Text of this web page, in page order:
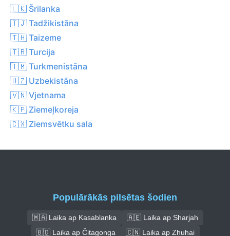
🇱🇰 Šrilanka
🇹🇯 Tadžikistāna
🇹🇭 Taizeme
🇹🇷 Turcija
🇹🇲 Turkmenistāna
🇺🇿 Uzbekistāna
🇻🇳 Vjetnama
🇰🇵 Ziemeļkoreja
🇨🇽 Ziemsvētku sala
Populārākās pilsētas šodien
🇲🇦 Laika ap Kasablanka
🇦🇪 Laika ap Sharjah
🇧🇩 Laika ap Čitagonga
🇨🇳 Laika ap Zhuhai